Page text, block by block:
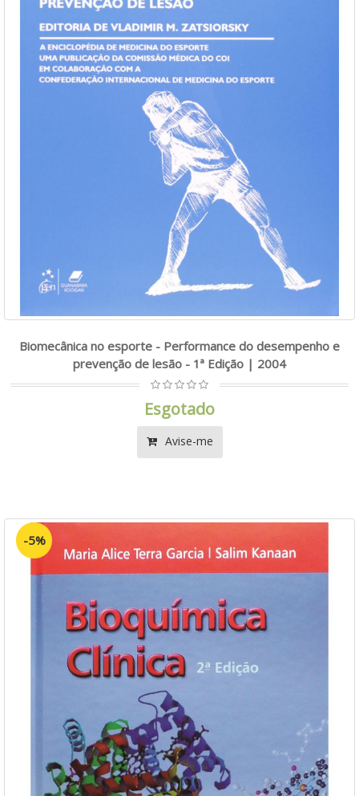
Biomecânica no esporte - Performance do desempenho e
prevenção de lesão - 1ª Edição | 2004
Esgotado
Avise-me
-5%